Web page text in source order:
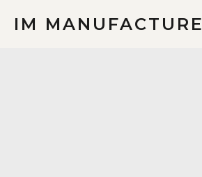
IM MANUFACTURE